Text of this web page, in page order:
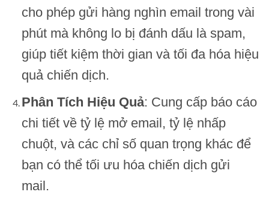
cho phép gửi hàng nghìn email trong vài
phút mà không lo bị đánh dấu là spam,
giúp tiết kiệm thời gian và tối đa hóa hiệu
quả chiến dịch.
Phân Tích Hiệu Quả: Cung cấp báo cáo
chi tiết về tỷ lệ mở email, tỷ lệ nhấp
chuột, và các chỉ số quan trọng khác để
bạn có thể tối ưu hóa chiến dịch gửi
mail.